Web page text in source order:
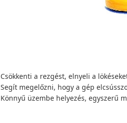
Csökkenti a rezgést, elnyeli a
Segít megelőzni, hogy a gép
Könnyű üzembe helyezés, egyszerű